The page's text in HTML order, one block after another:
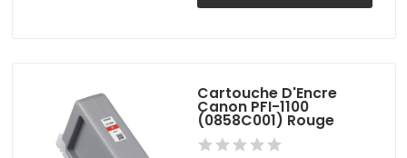
Cartouche D'Encre
Canon PFI-1100
(0858C001) Rouge